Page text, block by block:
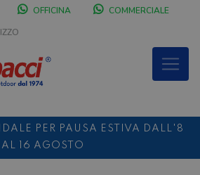
OFFICINA
COMMERCIALE
PER PAUSA ESTIVA DALL'8
AL 16 AGOSTO